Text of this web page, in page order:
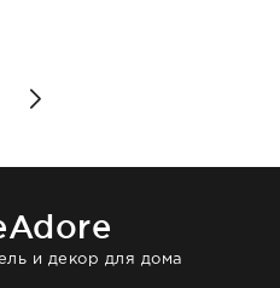
похвал. Выглядит
и декор для дома